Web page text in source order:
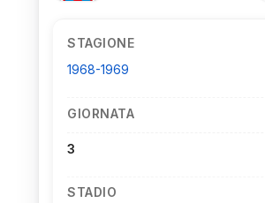
STAGIONE
1968-1969
GIORNATA
3
STADIO